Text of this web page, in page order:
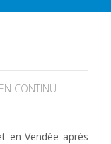
CONTINU
en Vendée après